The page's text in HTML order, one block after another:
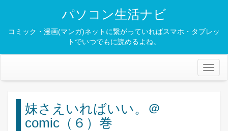
パソコン生活ナビ
コミック・漫画(マンガ)ネットに繋がっていればスマホ・タブレッ
トでいつでもに読めるよね。
妹さえいればいい。＠
comic（６）巻